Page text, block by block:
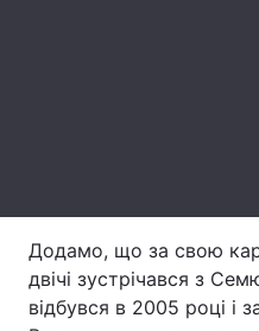
Додамо, що за свою
двічі зустрічався з
відбувся в 2005 році і